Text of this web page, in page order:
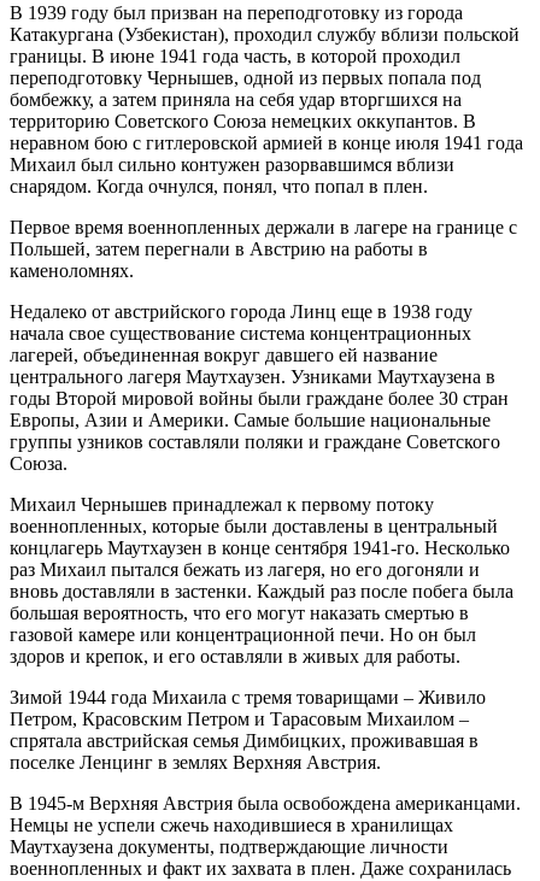
В 1939 году был призван на переподготовку из города
Катакургана (Узбекистан), проходил службу вблизи польской
границы. В июне 1941 года часть, в которой проходил
переподготовку Чернышев, одной из первых попала под
бомбежку, а затем приняла на себя удар вторгшихся на
территорию Советского Союза немецких оккупантов. В
неравном бою с гитлеровской армией в конце июля 1941 года
Михаил был сильно контужен разорвавшимся вблизи
снарядом. Когда очнулся, понял, что попал в плен.
Первое время военнопленных держали в лагере на границе с
Польшей, затем перегнали в Австрию на работы в
каменоломнях.
Недалеко от австрийского города Линц еще в 1938 году
начала свое существование система концентрационных
лагерей, объединенная вокруг давшего ей название
центрального лагеря Маутхаузен. Узниками Маутхаузена в
годы Второй мировой войны были граждане более 30 стран
Европы, Азии и Америки. Самые большие национальные
группы узников составляли поляки и граждане Советского
Союза.
Михаил Чернышев принадлежал к первому потоку
военнопленных, которые были доставлены в центральный
концлагерь Маутхаузен в конце сентября 1941-го. Несколько
раз Михаил пытался бежать из лагеря, но его догоняли и
вновь доставляли в застенки. Каждый раз после побега была
большая вероятность, что его могут наказать смертью в
газовой камере или концентрационной печи. Но он был
здоров и крепок, и его оставляли в живых для работы.
Зимой 1944 года Михаила с тремя товарищами – Живило
Петром, Красовским Петром и Тарасовым Михаилом –
спрятала австрийская семья Димбицких, проживавшая в
поселке Ленцинг в землях Верхняя Австрия.
В 1945-м Верхняя Австрия была освобождена американцами.
Немцы не успели сжечь находившиеся в хранилищах
Маутхаузена документы, подтверждающие личности
военнопленных и факт их захвата в плен. Даже сохранилась